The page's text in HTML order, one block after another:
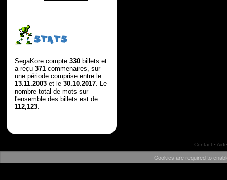
STATS
SegaKore compte 330billets et
a reçu 371commenaires, sur
une période comprise entre le
13.11.2003et le 30.10.2017. Le
nombre total de mots sur
l'ensemble des billets est de
112,123.
Contact •
Cookies are required to